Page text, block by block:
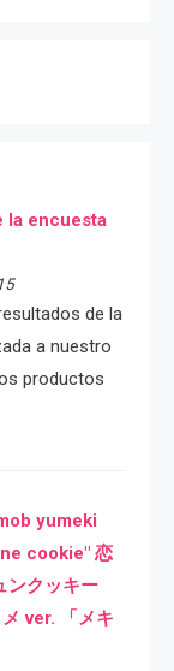
la encuesta
de la
a nuestro
productos
yumeki
cookie" 恋
ンクッキー
ver. 「メキ